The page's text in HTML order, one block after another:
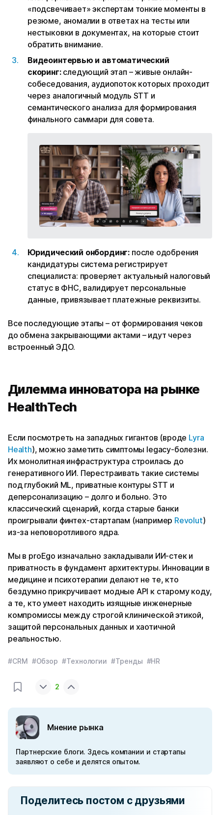
«подсвечивает» экспертам тонкие моменты в
резюме, аномалии в ответах на тесты или
нестыковки в документах, на которые стоит
обратить внимание.
Видеоинтервью и автоматический
скоринг:следующий этап – живые онлайн-
собеседования, аудиопоток которых проходит
через аналогичный модуль STT и
семантического анализа для формирования
финального саммари для совета.
Юридический онбординг: после одобрения
кандидатуры система регистрирует
специалиста: проверяет актуальный налоговый
статус в ФНС, валидирует персональные
данные, привязывает платежные реквизиты.
Все последующие этапы – от формирования чеков
до обмена закрывающими актами – идут через
встроенный ЭДО.
Дилемма инноватора на рынке
HealthTech
Если посмотреть на западных гигантов (вроде Lyra
Health), можно заметить симптомы legacy-болезни.
Их монолитная инфраструктура строилась до
генеративного ИИ. Перестраивать такие системы
под глубокий ML, приватные контуры STT и
деперсонализацию – долго и больно. Это
классический сценарий, когда старые банки
проигрывали финтех-стартапам (например Revolut)
из-за неповоротливого ядра.
Мы в proEgo изначально закладывали ИИ-стек и
приватность в фундамент архитектуры. Инновации в
медицине и психотерапии делают не те, кто
бездумно прикручивает модные API к старому коду,
а те, кто умеет находить изящные инженерные
компромиссы между строгой клинической этикой,
защитой персональных данных и хаотичной
реальностью.
#CRM #Обзор #Технологии #Тренды #HR
2
Мнение рынка
Партнерские блоги. Здесь компании и стартапы
заявляют о себе и делятся опытом.
Поделитесь постом с друзьями